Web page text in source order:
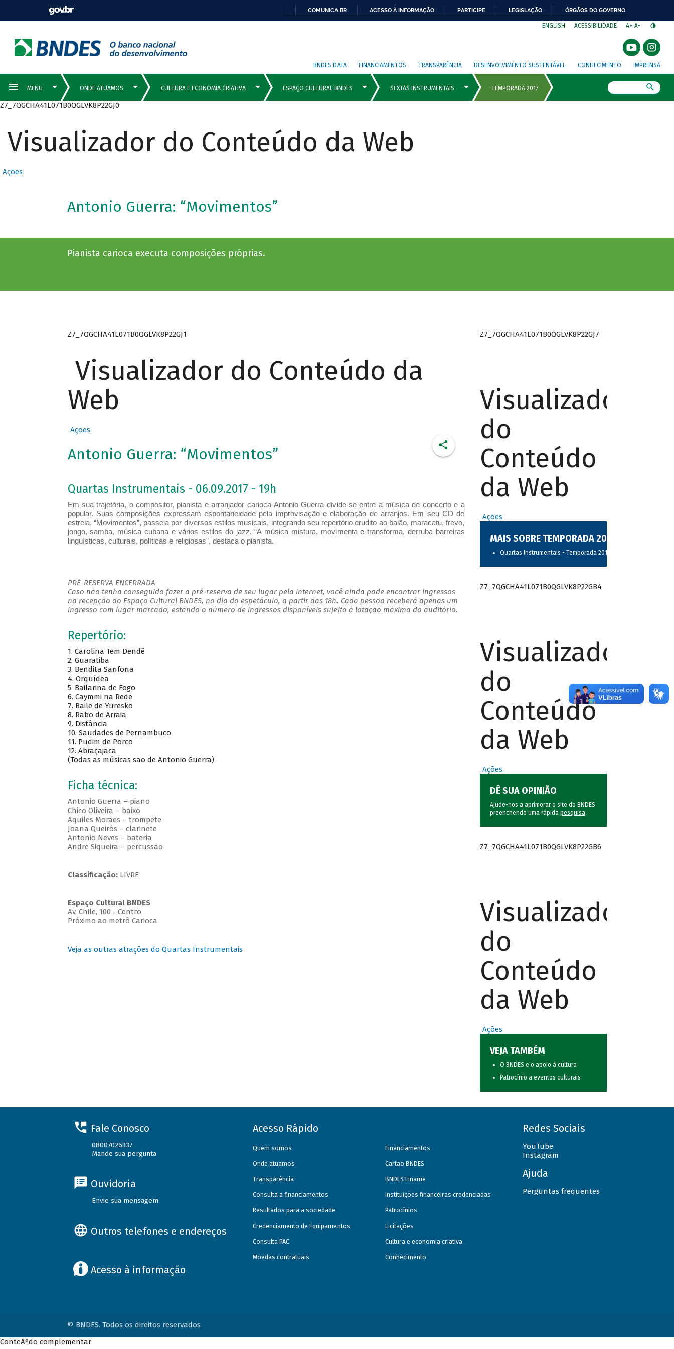
COMUNICA BR ACESSO À INFORMAÇÃO PARTICIPE LEGISLAÇÃO ÓRGÃOS DO GOVERNO
ENGLISH ACESSIBILIDADE A+ A-
BNDES DATA FINANCIAMENTOS TRANSPARÊNCIA DESENVOLVIMENTO SUSTENTÁVEL CONHECIMENTO IMPRENSA
Z7_7QGCHA41L071B0QGLVK8P22GJ0
Visualizador do Conteúdo da Web
Ações
Antonio Guerra: “Movimentos”
Pianista carioca executa composições próprias.
Z7_7QGCHA41L071B0QGLVK8P22GJ1
Visualizador do Conteúdo da
Web
Ações
Antonio Guerra: “Movimentos”
Quartas Instrumentais - 06.09.2017 - 19h
Em sua trajetória, o compositor, pianista e arranjador​ carioca​ Antonio Guerra divide-se entre a música de concerto e a
popular. Suas composições expressam espontaneidade pela improvisação e elaboração de arranjos. Em seu CD de
estreia, “Movimentos”, passeia por diversos estilos musicais, integrando seu repertório erudito ao baião, maracatu, frevo,
jongo, samba, música cubana e vários estilos do jazz. “A música mistura, movimenta e transforma, derruba barreiras
linguísticas, culturais, políticas e religiosas”, destaca o pianista.
PRÉ-RESERVA ENCERRADA
Caso não tenha conseguido fazer a pré-reserva de seu lugar pela internet, você ainda pode encontrar ingressos
na recepção do Espaço Cultural BNDES, no dia do espetáculo, a partir das 18h. Cada pessoa receberá apenas um
ingresso com lugar marcado, estando o número de ingressos disponíveis sujeito à lotação máxima do auditório.
Repertório:
1. Carolina Tem Dendê
2. Guaratiba
3. Bendita Sanfona
4. Orquídea
5. Bailarina de Fogo
6. Caymmi na Rede
7. Baile de Yuresko
8. Rabo de Arraia
9. Distância
10. Saudades de Pernambuco
11. Pudim de Porco
12. Abraçajaca
(Todas as músicas são de Antonio Guerra)
Ficha técnica:
Antonio Guerra – piano
Chico Oliveira – baixo
Aquiles Moraes – trompete
Joana Queirós – clarinete
Antonio Neves – bateria
André Siqueira – percussão
Classificação:LIVRE
Espaço Cultural BNDES
Av, Chile, 100 - Centro
Próximo ao metrô Carioca
Veja as outras atrações do Quartas Instrumentais
Z7_7QGCHA41L071B0QGLVK8P22GJ7
Visualizador
do
Conteúdo
da Web
Ações
MAIS SOBRE TEMPORADA 2017
Quartas Instrumentais - Temporada 2017
Z7_7QGCHA41L071B0QGLVK8P22GB4
Visualizador
do
Conteúdo
da Web
Ações
DÊ SUA OPINIÃO
Ajude-nos a aprimorar o site do BNDES
preenchendo uma rápida pesquisa.
Z7_7QGCHA41L071B0QGLVK8P22GB6
Visualizador
do
Conteúdo
da Web
Ações
VEJA TAMBÉM
O BNDES e o apoio à cultura
Patrocínio a eventos culturais
Fale Conosco
08007026337
Mande sua pergunta
Ouvidoria
Envie sua mensagem
Outros telefones e endereços
Acesso à informação
Acesso Rápido
Quem somos
Onde atuamos
Transparência
Consulta a financiamentos
Resultados para a sociedade
Credenciamento de Equipamentos
Consulta PAC
Moedas contratuais
Financiamentos
Cartão BNDES
BNDES Finame
Instituições financeiras credenciadas
Patrocínios
Licitações
Cultura e economia criativa
Conhecimento
Redes Sociais
YouTube
Instagram
Ajuda
Perguntas frequentes
© BNDES. Todos os direitos reservados
ConteÃºdo complementar